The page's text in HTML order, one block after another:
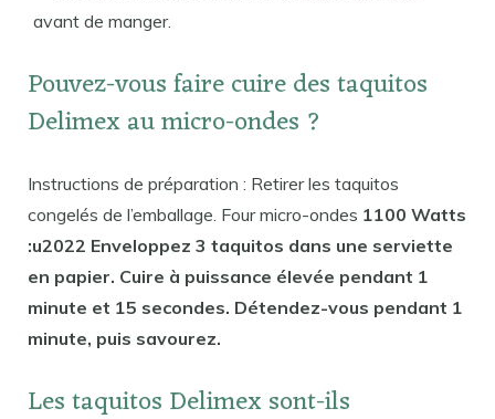
avant de manger.
Pouvez-vous faire cuire des taquitos
Delimex au micro-ondes ?
Instructions de préparation : Retirer les taquitos
congelés de l’emballage. Four micro-ondes 1100 Watts
:u2022 Enveloppez 3 taquitos dans une serviette
en papier. Cuire à puissance élevée pendant 1
minute et 15 secondes. Détendez-vous pendant 1
minute, puis savourez.
Les taquitos Delimex sont-ils